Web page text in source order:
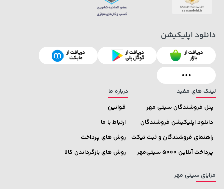
141,000 تومان
خرید 44,780,000 تومان
لینک های مفید
پنل فروشندگان سیتی مهر
دانلود اپلیکیشن فروشندگان
راهنمای فروشندگان و ثبت تیکت
پرداخت آنلاین 5000 سیتی‌مهر
درباره ما
قوانین
ارتباط با ما
روش های پرداخت
روش های بازگرداندن کالا
مزایای سیتی مهر
دانلود اپلیکیشن